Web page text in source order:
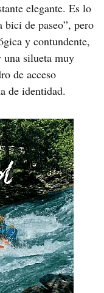
elegante. Es lo
bici de paseo”, pero
y contundente,
una silueta muy
de acceso
de identidad.